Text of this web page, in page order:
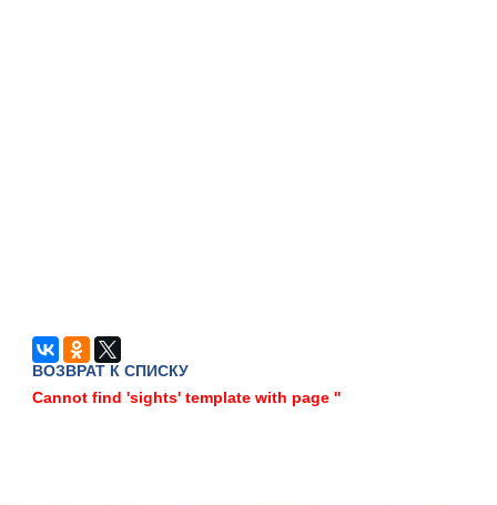
ВОЗВРАТ К СПИСКУ
Cannot find 'sights' template with page ''